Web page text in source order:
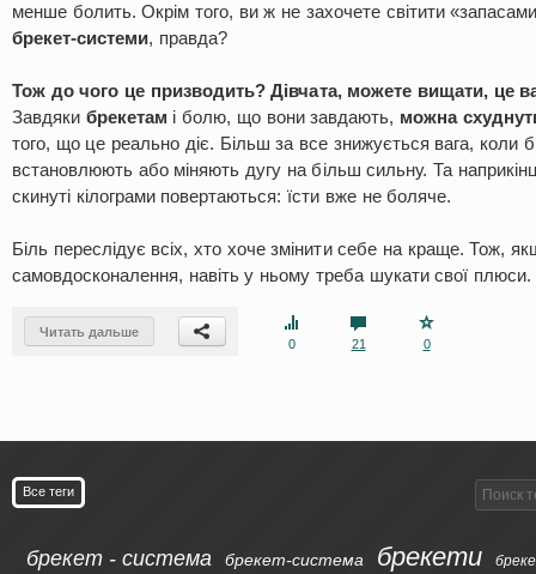
менше болить. Окрім того, ви ж не захочете світити
брекет-системи, правда?
Тож до чого це призводить? Дівчата, можете вищати, це
Завдяки брекетам і болю, що вони завдають, можна
того, що це реально діє. Більш за все знижується вага, коли
встановлюють або міняють дугу на більш сильну. Та
скинуті кілограми повертаються: їсти вже не боляче.
Біль переслідує всіх, хто хоче змінити себе на краще. Тож,
самовдосконалення, навіть у ньому треба шукати свої плюси.
Читать дальше
0
21 0
Все теги
брекет - система брекет-система брекети